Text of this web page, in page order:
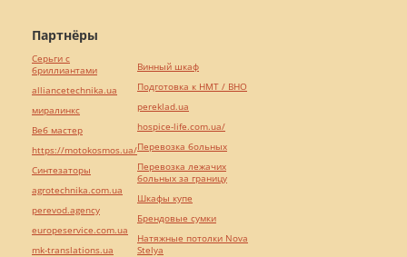
Партнёры
Серьги с
бриллиантами
alliancetechnika.ua
миралинкс
Веб мастер
https://motokosmos.ua/
Синтезаторы
agrotechnika.com.ua
perevod.agency
europeservice.com.ua
mk-translations.ua
Винный шкаф
Подготовка к НМТ / ВНО
pereklad.ua
hospice-life.com.ua/
Перевозка больных
Перевозка лежачих
больных за границу
Шкафы купе
Брендовые сумки
Натяжные потолки Nova
Stelya